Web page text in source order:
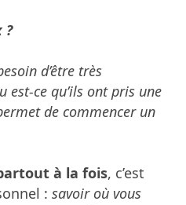
?
d’être très
est-ce qu’ils ont pris une
de commencer un
à la fois, c’est
: savoir où vous